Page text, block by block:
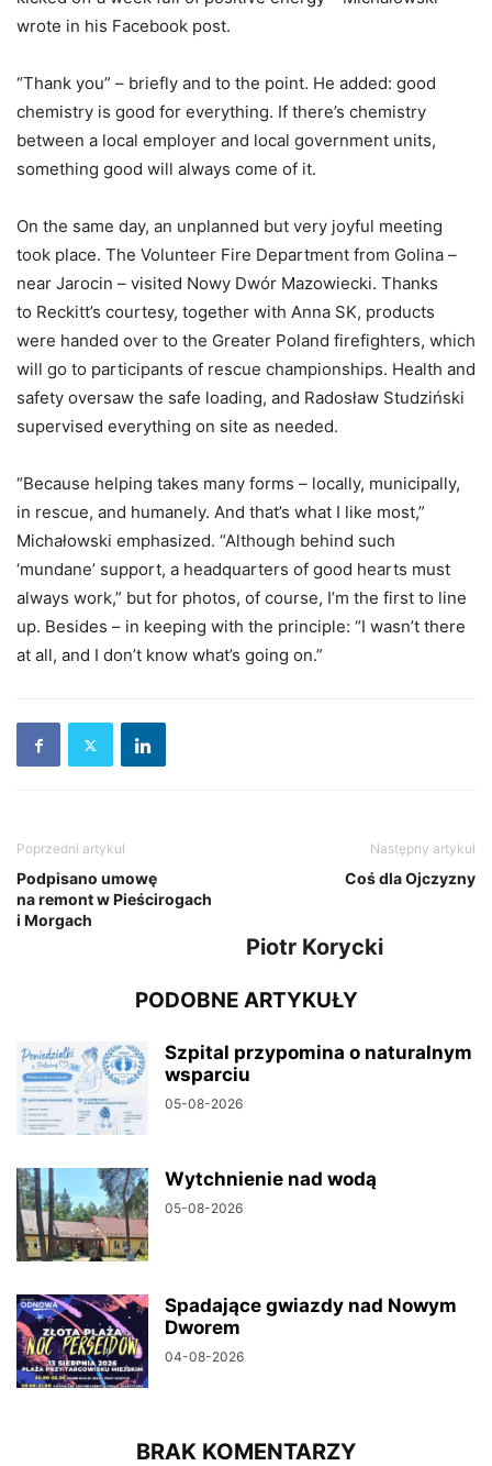
wrote in his Facebook post.
“Thank you” – briefly and to the point. He added: good
chemistry is good for everything. If there’s chemistry
between a local employer and local government units,
something good will always come of it.
On the same day, an unplanned but very joyful meeting
took place. The Volunteer Fire Department from Golina –
near Jarocin – visited Nowy Dwór Mazowiecki. Thanks
to Reckitt’s courtesy, together with Anna SK, products
were handed over to the Greater Poland firefighters, which
will go to participants of rescue championships. Health and
safety oversaw the safe loading, and Radosław Studziński
supervised everything on site as needed.
“Because helping takes many forms – locally, municipally,
in rescue, and humanely. And that’s what I like most,”
Michałowski emphasized. “Although behind such
‘mundane’ support, a headquarters of good hearts must
always work,” but for photos, of course, I’m the first to line
up. Besides – in keeping with the principle: “I wasn’t there
at all, and I don’t know what’s going on.”
Poprzedni artykuł
Podpisano umowę
na remont w Pieścirogach
i Morgach
Następny artykuł
Coś dla Ojczyzny
Piotr Korycki
PODOBNE ARTYKUŁY
Szpital przypomina o naturalnym
wsparciu
05-08-2026
Wytchnienie nad wodą
05-08-2026
Spadające gwiazdy nad Nowym
Dworem
04-08-2026
BRAK KOMENTARZY